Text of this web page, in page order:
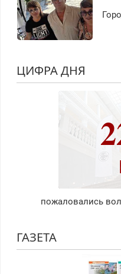
ЦИФРА ДНЯ
пожаловались
ГАЗЕТА